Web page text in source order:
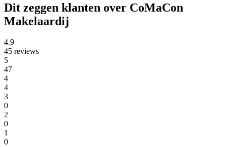
Dit zeggen klanten over CoMaCon
Makelaardij
4.9
45 reviews
5
47
4
4
3
0
2
0
1
0